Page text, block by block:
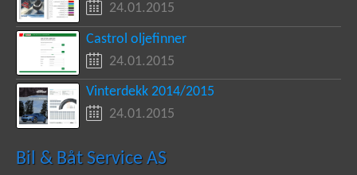
24.01.2015
Castrol oljefinner
24.01.2015
Vinterdekk 2014/2015
24.01.2015
Bil & Båt Service AS